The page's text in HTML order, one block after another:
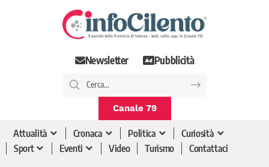
Newsletter Pubblicità
Canale 79
Attualità Cronaca Politica
Curiosità
Sport
Eventi Video Turismo Contattaci